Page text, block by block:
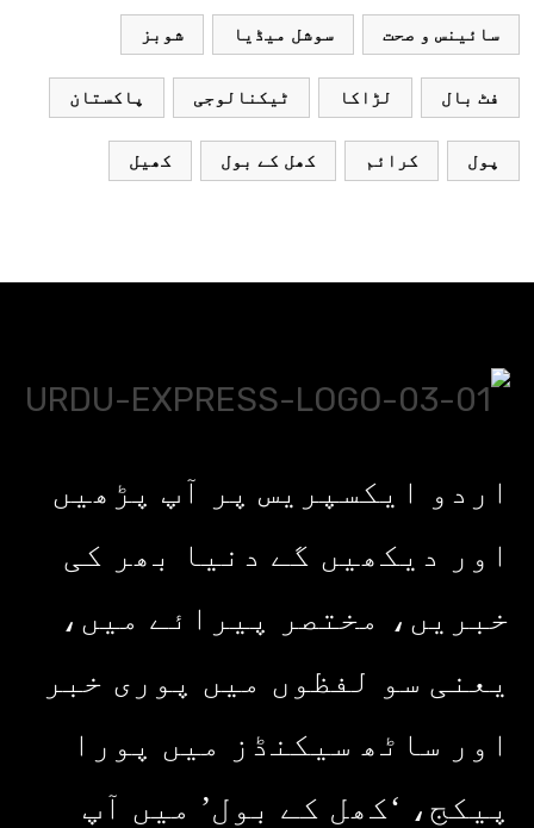
سائینس و صحت سوشل میڈیا شوبز
فٹ بال لڑاکا ٹیکنالوجی پاکستان
پول کرائم کھل کے بول کھیل
اردو ایکسپریس پر آپ پڑھیں
اور دیکھیں گے دنیا بھر کی
خبریں، مختصر پیرائے میں،
یعنی سو لفظوں میں پوری خبر
اور ساٹھ سیکنڈز میں پورا
پیکج، ‘کھل کے بول’ میں آپ